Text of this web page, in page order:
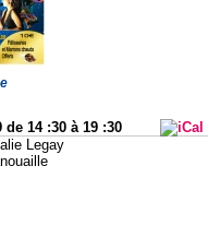
14 :30 à 19 :30
Legay